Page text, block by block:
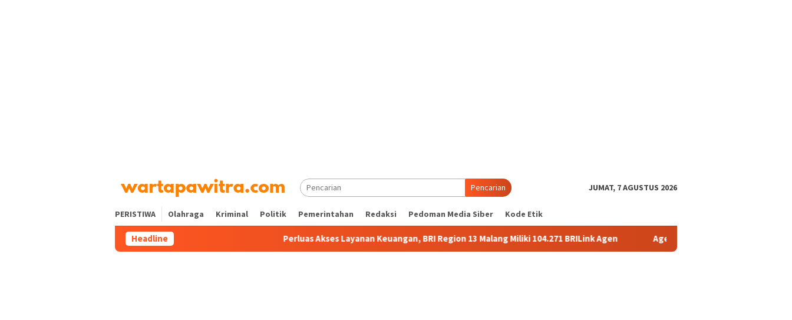
Pencarian JUMAT, 7 AGUSTUS 2026
PERISTIWA Olahraga Kriminal Politik Pemerintahan Redaksi Pedoman Media Siber Kode Etik
Headline Perluas Akses Layanan Keuangan, BRI Region 13 Malang Miliki 104.271 BRILink Agen AgenBRILink Jadi Andalan, BRI Malang Soekarno